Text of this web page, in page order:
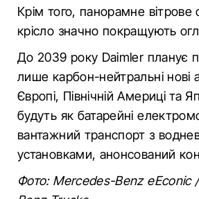
Крім того, панорамне вітрове
крісло значно покращують
До 2039 року Daimler планує
лише карбон-нейтральні нові
Європі, Північній Америці та
будуть як батарейні
вантажний транспорт з
установками, анонсований
Фото: Mercedes-Benz eEconic